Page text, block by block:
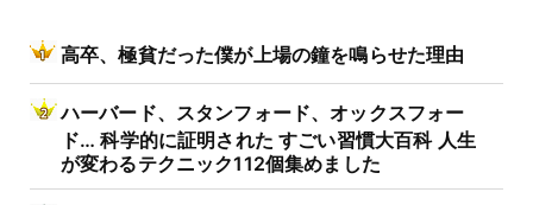
高卒、極貧だった僕が上場の鐘を鳴らせた理由
ハーバード、スタンフォード、オックスフォー
ド… 科学的に証明された すごい習慣大百科 人生
が変わるテクニック112個集めました